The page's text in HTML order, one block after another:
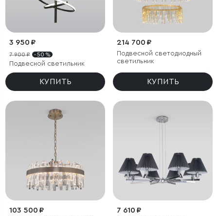
3 950 ₽
7 900 ₽ - 50 %
Подвесной светильник
КУПИТЬ
214 700 ₽
Подвесной светодиодный
светильник
КУПИТЬ
103 500 ₽ 7 610 ₽